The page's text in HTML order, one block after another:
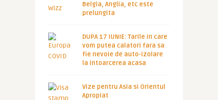
Belgia, Anglia, etc este
prelungita
DUPA 17 IUNIE: Tarile in care
vom putea calatori fara sa
fie nevoie de auto-izolare
la intoarcerea acasa
Vize pentru Asia si Orientul
Apropiat